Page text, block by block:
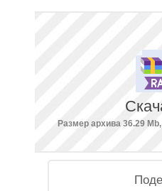
Размер архива 36.29